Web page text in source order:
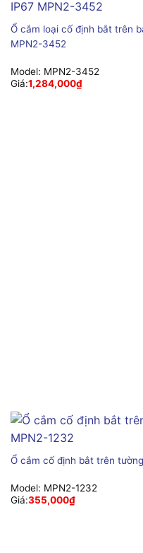
Ổ cắm loại cố định bắt trên
MPN2-3452
Model: MPN2-3452
Giá:1,284,000₫
Ổ cắm cố định bắt trên
Model: MPN2-1232
Giá:355,000₫